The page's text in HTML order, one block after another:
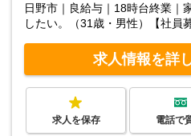
日野市｜良給与｜18時台終業｜
したい。（31歳・男性）【社員
求人情報を詳
求人を保存 電話で